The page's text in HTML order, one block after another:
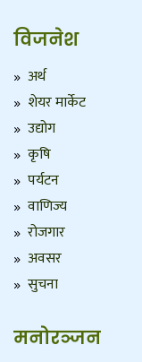
विजनेश
अर्थ
शेयर मार्केट
उद्योग
कृषि
पर्यटन
वाणिज्य
रोजगार
अवसर
सुचना
मनोरञ्जन